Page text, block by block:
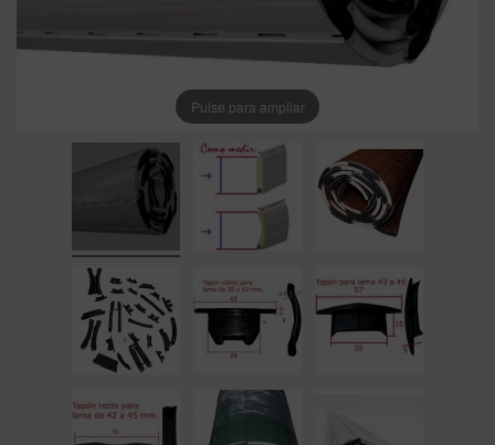
Pulse para ampliar